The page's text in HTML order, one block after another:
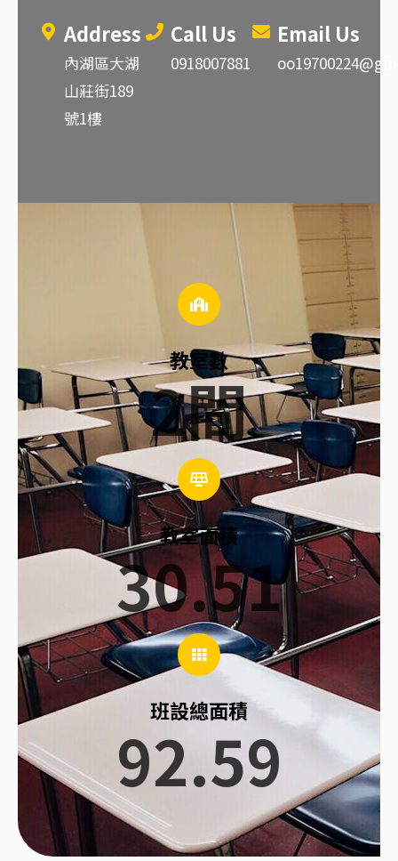
Address
內湖區大湖
山莊街189
號1樓
Call Us
0918007881
Email Us
2間
教室數
教室面積
30.51
班設總面積
92.59